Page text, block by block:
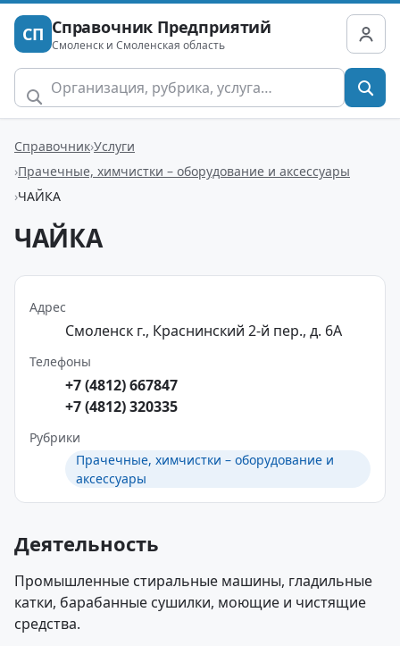
СП Справочник Предприятий
Смоленск и Смоленская область
Справочник Услуги
Прачечные, химчистки – оборудование и аксессуары
ЧАЙКА
ЧАЙКА
Адрес
Смоленск г., Краснинский 2-й пер., д. 6А
Телефоны
+7 (4812) 667847
+7 (4812) 320335
Рубрики
Прачечные, химчистки – оборудование и
аксессуары
Деятельность
Промышленные стиральные машины, гладильные
катки, барабанные сушилки, моющие и чистящие
средства.